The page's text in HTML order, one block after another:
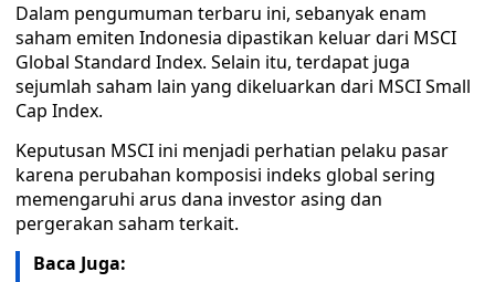
Dalam pengumuman terbaru ini, sebanyak enam
saham emiten Indonesia dipastikan keluar dari MSCI
Global Standard Index. Selain itu, terdapat juga
sejumlah saham lain yang dikeluarkan dari MSCI Small
Cap Index.
Keputusan MSCI ini menjadi perhatian pelaku pasar
karena perubahan komposisi indeks global sering
memengaruhi arus dana investor asing dan
pergerakan saham terkait.
Baca Juga: